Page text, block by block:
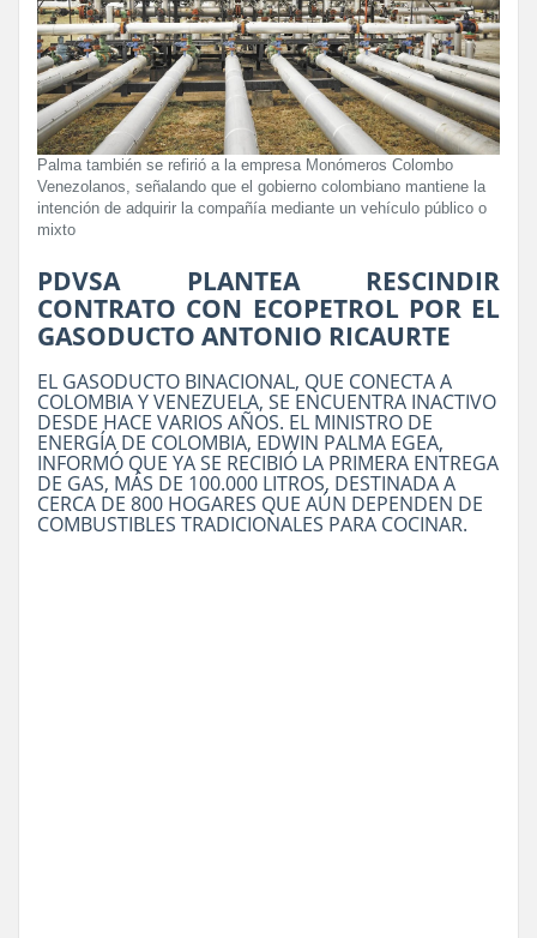
Palma también se refirió a la empresa Monómeros Colombo
Venezolanos, señalando que el gobierno colombiano mantiene la
intención de adquirir la compañía mediante un vehículo público o
mixto
PDVSA PLANTEA RESCINDIR
CONTRATO CON ECOPETROL POR EL
GASODUCTO ANTONIO RICAURTE
EL GASODUCTO BINACIONAL, QUE CONECTA A
COLOMBIA Y VENEZUELA, SE ENCUENTRA INACTIVO
DESDE HACE VARIOS AÑOS. EL MINISTRO DE
ENERGÍA DE COLOMBIA, EDWIN PALMA EGEA,
INFORMÓ QUE YA SE RECIBIÓ LA PRIMERA ENTREGA
DE GAS, MÁS DE 100.000 LITROS, DESTINADA A
CERCA DE 800 HOGARES QUE AÚN DEPENDEN DE
COMBUSTIBLES TRADICIONALES PARA COCINAR.